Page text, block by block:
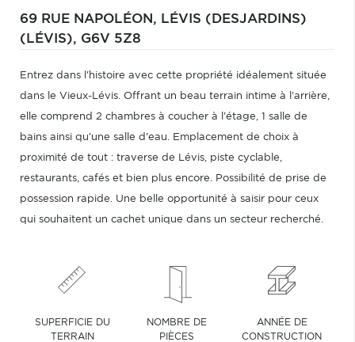
69 RUE NAPOLÉON, LÉVIS (DESJARDINS)
(LÉVIS), G6V 5Z8
Entrez dans l'histoire avec cette propriété idéalement située
dans le Vieux-Lévis. Offrant un beau terrain intime à l'arrière,
elle comprend 2 chambres à coucher à l'étage, 1 salle de
bains ainsi qu'une salle d'eau. Emplacement de choix à
proximité de tout : traverse de Lévis, piste cyclable,
restaurants, cafés et bien plus encore. Possibilité de prise de
possession rapide. Une belle opportunité à saisir pour ceux
qui souhaitent un cachet unique dans un secteur recherché.
SUPERFICIE DU
TERRAIN
NOMBRE DE
PIÈCES
ANNÉE DE
CONSTRUCTION